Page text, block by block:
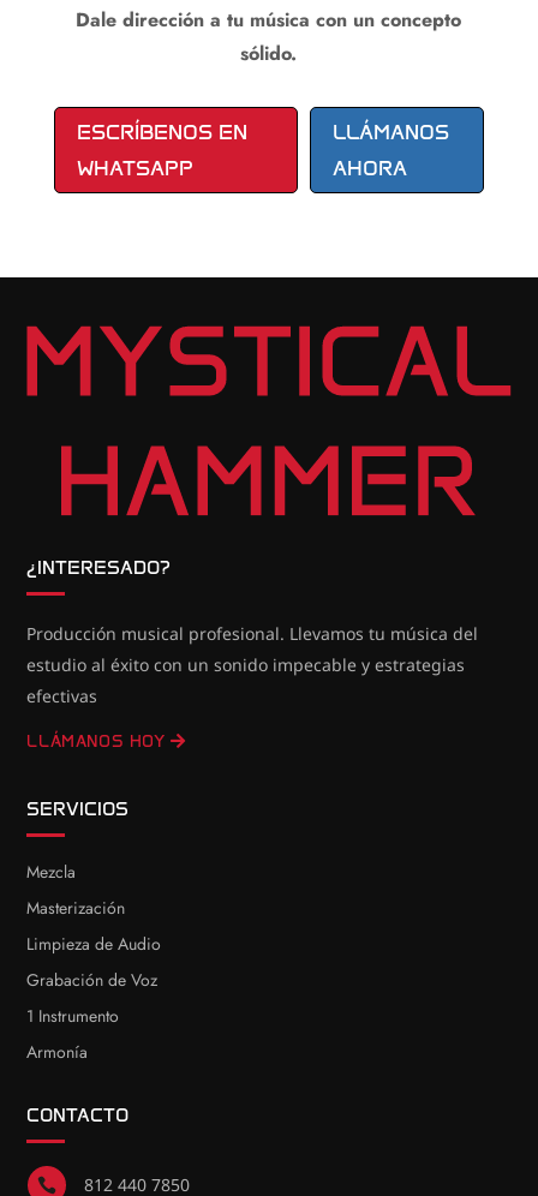
Dale dirección a tu música con un concepto
sólido.
ESCRÍBENOS EN
WHATSAPP
LLÁMANOS
AHORA
¿INTERESADO?
Producción musical profesional. Llevamos tu música del
estudio al éxito con un sonido impecable y estrategias
efectivas
LLÁMANOS HOY
SERVICIOS
Mezcla
Masterización
Limpieza de Audio
Grabación de Voz
1 Instrumento
Armonía
CONTACTO
 812 440 7850